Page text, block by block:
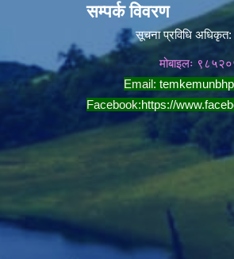
सम्पर्क विवरण
सूचना प्रविधि अधिकृत:
मोबाइलः
Email:
Facebook:https://